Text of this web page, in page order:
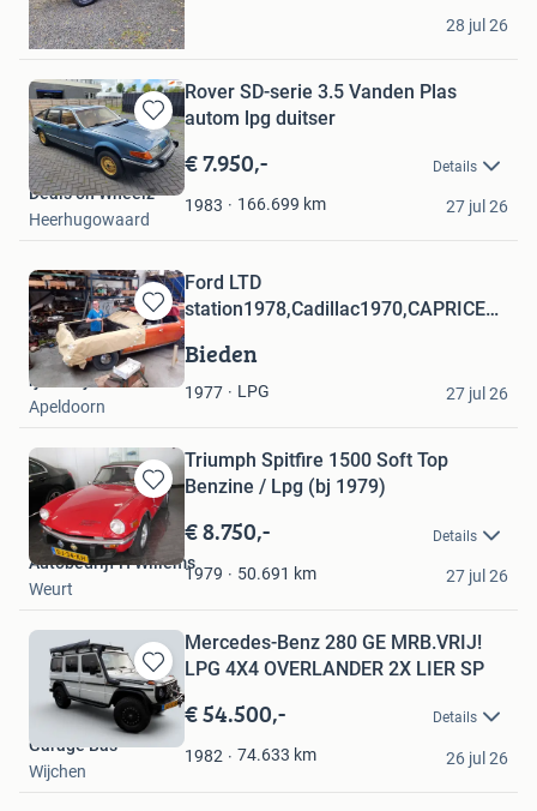
b
Dussen
28 jul 26
Bewaren
in
Mijn
Favorieten
Rover SD-serie 3.5 Vanden Plas
autom lpg duitser
€ 7.950,- Details
1983 166.699 km
Deals on Wheelz
Heerhugowaard
27 jul 26
Bewaren
in
Mijn
Favorieten
Ford LTD
station1978,Cadillac1970,CAPRICE
Bieden
1977 LPG
rj.merlijn usa cars
Apeldoorn
27 jul 26
Bewaren
in
Mijn
Favorieten
Triumph Spitfire 1500 Soft Top
Benzine / Lpg (bj 1979)
€ 8.750,- Details
1979 50.691 km
Autobedrijf H Willems
Weurt
27 jul 26
Bewaren
in
Mijn
Favorieten
Mercedes-Benz 280 GE MRB.VRIJ!
LPG 4X4 OVERLANDER 2X LIER SP
€ 54.500,- Details
1982 74.633 km
Garage Bas
Wijchen
26 jul 26